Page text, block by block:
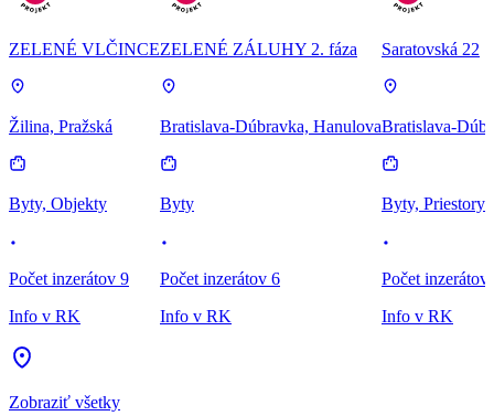
ZELENÉ VLČINCE
Žilina, Pražská
Byty, Objekty
Počet inzerátov 9
Info v RK
ZELENÉ ZÁLUHY 2. fáza
Bratislava-Dúbravka, Hanulova
Byty
Počet inzerátov 6
Info v RK
Saratovská 22
Bratislava-
Byty, Priestory
Počet inzerátov
Info v RK
Zobraziť všetky